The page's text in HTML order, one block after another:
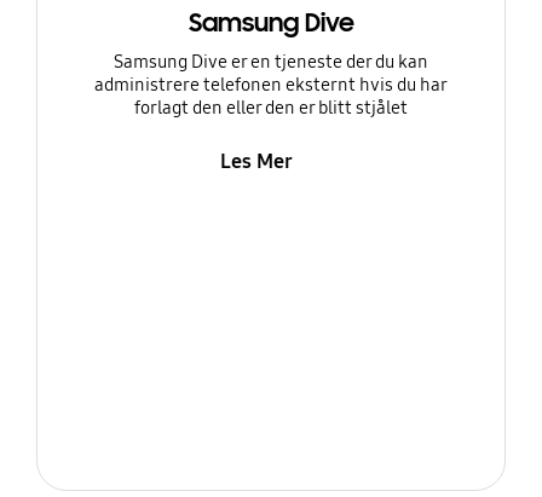
Samsung Dive
Samsung Dive er en tjeneste der du kan
administrere telefonen eksternt hvis du har
forlagt den eller den er blitt stjålet
Les Mer